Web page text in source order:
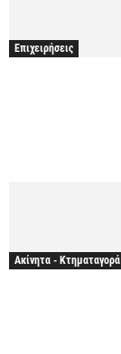
Επιχειρήσεις
Ακίνητα - Κτηματαγορά